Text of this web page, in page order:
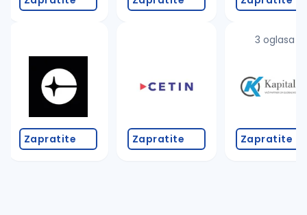
Zapratite Zapratite
3 oglasa
Zapratite